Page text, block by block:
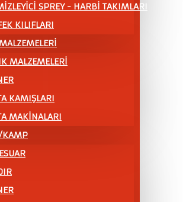
SPREY - HARBİ TAKIMLARI
KILIFLARI
MALZEMELERİ
KAMIŞLARI
MAKİNALARI
KAMP